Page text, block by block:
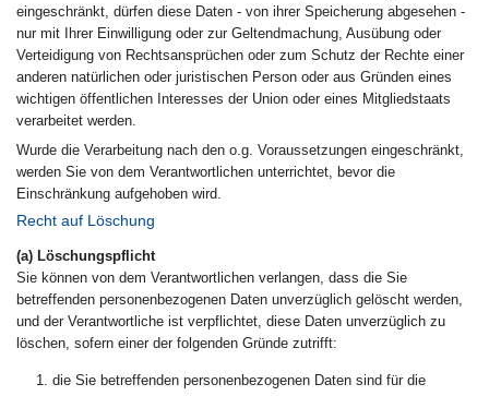
eingeschränkt, dürfen diese Daten - von ihrer Speicherung abgesehen -
nur mit Ihrer Einwilligung oder zur Geltendmachung, Ausübung oder
Verteidigung von Rechtsansprüchen oder zum Schutz der Rechte einer
anderen natürlichen oder juristischen Person oder aus Gründen eines
wichtigen öffentlichen Interesses der Union oder eines Mitgliedstaats
verarbeitet werden.
Wurde die Verarbeitung nach den o.g. Voraussetzungen eingeschränkt,
werden Sie von dem Verantwortlichen unterrichtet, bevor die
Einschränkung aufgehoben wird.
Recht auf Löschung
(a) Löschungspflicht
Sie können von dem Verantwortlichen verlangen, dass die Sie
betreffenden personenbezogenen Daten unverzüglich gelöscht werden,
und der Verantwortliche ist verpflichtet, diese Daten unverzüglich zu
löschen, sofern einer der folgenden Gründe zutrifft:
die Sie betreffenden personenbezogenen Daten sind für die